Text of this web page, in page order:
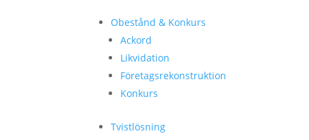
Obestånd & Konkurs
Ackord
Likvidation
Företagsrekonstruktion
Konkurs
Tvistlösning